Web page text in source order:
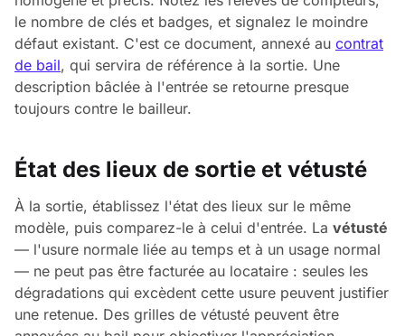
le nombre de clés et badges, et signalez le moindre
défaut existant. C'est ce document, annexé au contrat
de bail, qui servira de référence à la sortie. Une
description bâclée à l'entrée se retourne presque
toujours contre le bailleur.
État des lieux de sortie et vétusté
À la sortie, établissez l'état des lieux sur le même
modèle, puis comparez-le à celui d'entrée. La vétusté
— l'usure normale liée au temps et à un usage normal
— ne peut pas être facturée au locataire : seules les
dégradations qui excèdent cette usure peuvent justifier
une retenue. Des grilles de vétusté peuvent être